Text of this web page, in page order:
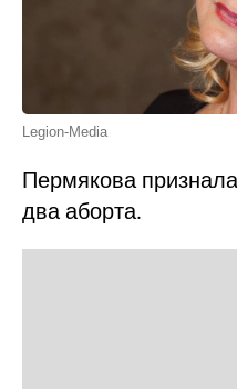
Legion-Media
Пермякова
два аборта.